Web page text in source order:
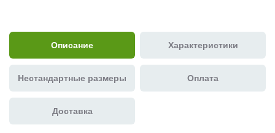
Описание Характеристики
Нестандартные размеры Оплата
Доставка